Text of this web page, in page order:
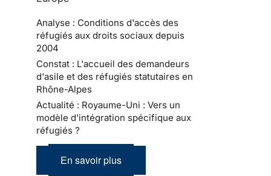
Analyse : Conditions d'accès des
réfugiés aux droits sociaux depuis
2004
Constat : L'accueil des demandeurs
d'asile et des réfugiés statutaires en
Rhône-Alpes
Actualité : Royaume-Uni : Vers un
modèle d'intégration spécifique aux
réfugiés ?
En savoir plus